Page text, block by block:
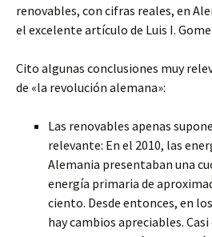
renovables, con cifras reales, en
el excelente artículo de Luis I.
Cito algunas conclusiones muy
de «la revolución alemana»:
Las renovables apenas
relevante: En el 2010, las
Alemania presentaban una
energía primaria de
ciento. Desde entonces, en
hay cambios apreciables.